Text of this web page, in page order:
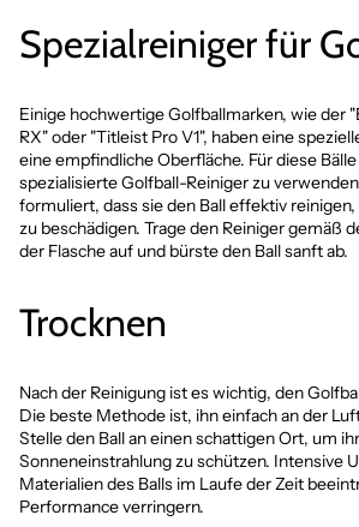
Spezialreiniger für
Einige hochwertige Golfballmarken, wie der
RX" oder "Titleist Pro V1", haben eine
eine empfindliche Oberfläche. Für diese
spezialisierte Golfball-Reiniger zu
formuliert, dass sie den Ball effektiv
zu beschädigen. Trage den Reiniger gemäß
der Flasche auf und bürste den Ball sanft ab.
Trocknen
Nach der Reinigung ist es wichtig, den
Die beste Methode ist, ihn einfach an der
Stelle den Ball an einen schattigen Ort, um
Sonneneinstrahlung zu schützen. Intensive
Materialien des Balls im Laufe der Zeit
Performance verringern.